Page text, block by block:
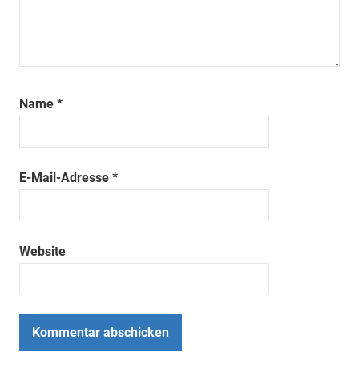
Name *
E-Mail-Adresse *
Website